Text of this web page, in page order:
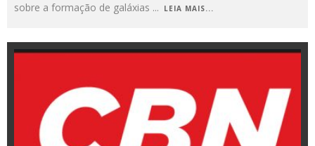
sobre a formação de galáxias ... LEIA MAIS...